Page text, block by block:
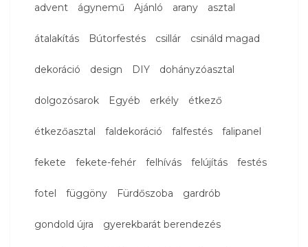
advent ágynemű Ajánló arany asztal
átalakítás Bútorfestés csillár csináld magad
dekoráció design DIY dohányzóasztal
dolgozósarok Egyéb erkély étkező
étkezőasztal faldekoráció falfestés falipanel
fekete fekete-fehér felhívás felújítás festés
fotel függöny Fürdőszoba gardrób
gondold újra gyerekbarát berendezés